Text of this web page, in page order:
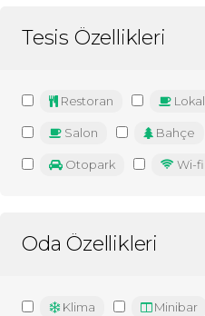
Tesis Özellikleri
Restoran Lokal
Salon Bahçe
Otopark Wi-fi
Oda Özellikleri
Klima Minibar